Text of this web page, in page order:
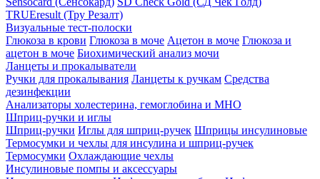
TRUEresult (Тру Резалт)
Визуальные тест-полоски
Глюкоза в крови Глюкоза в моче Ацетон в моче Глюкоза и
ацетон в моче Биохимический анализ мочи
Ланцеты и прокалыватели
Ручки для прокалывания Ланцеты к ручкам Средства
дезинфекции
Анализаторы холестерина, гемоглобина и МНО
Шприц-ручки и иглы
Шприц-ручки Иглы для шприц-ручек Шприцы инсулиновые
Термосумки и чехлы для инсулина и шприц-ручек
Термосумки Охлаждающие чехлы
Инсулиновые помпы и аксессуары